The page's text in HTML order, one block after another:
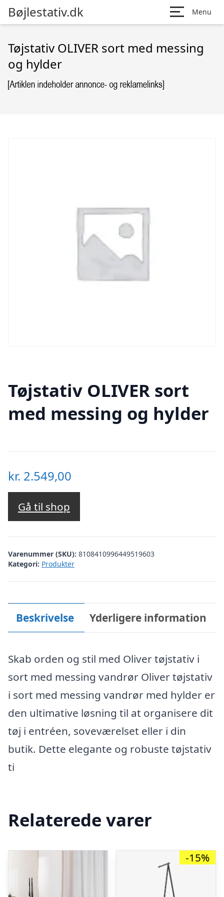
Bøjlestativ.dk Menu
Tøjstativ OLIVER sort med messing
og hylder
Tøjstativ OLIVER sort
med messing og hylder
kr. 2.549,00
Gå til shop
Varenummer (SKU): 8108410996449519603
Kategori: Produkter
Beskrivelse Yderligere information
Skab orden og stil med Oliver tøjstativ i
sort med messing vandrør Oliver tøjstativ
i sort med messing vandrør med hylder er
den ultimative løsning til at organisere dit
tøj i entréen, soveværelset eller i din
butik. Dette elegante og robuste tøjstativ
ti
Relaterede varer
-15%